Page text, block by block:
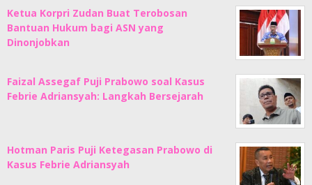
Ketua Korpri Zudan Buat Terobosan
Bantuan Hukum bagi ASN yang
Dinonjobkan
Faizal Assegaf Puji Prabowo soal Kasus
Febrie Adriansyah: Langkah Bersejarah
Hotman Paris Puji Ketegasan Prabowo di
Kasus Febrie Adriansyah